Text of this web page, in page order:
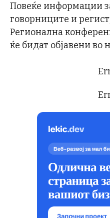
Повеќе информации
говорниците и
Регионална
ќе бидат објавени во